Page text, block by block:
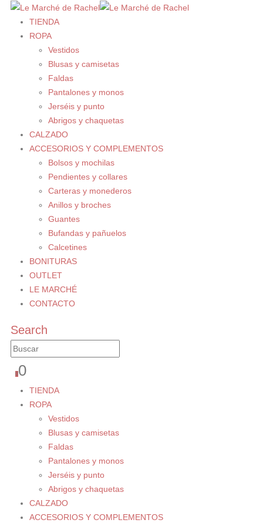
TIENDA
ROPA
Vestidos
Blusas y camisetas
Faldas
Pantalones y monos
Jerséis y punto
Abrigos y chaquetas
CALZADO
ACCESORIOS Y COMPLEMENTOS
Bolsos y mochilas
Pendientes y collares
Carteras y monederos
Anillos y broches
Guantes
Bufandas y pañuelos
Calcetines
BONITURAS
OUTLET
LE MARCHÉ
CONTACTO
Search
00
TIENDA
ROPA
Vestidos
Blusas y camisetas
Faldas
Pantalones y monos
Jerséis y punto
Abrigos y chaquetas
CALZADO
ACCESORIOS Y COMPLEMENTOS